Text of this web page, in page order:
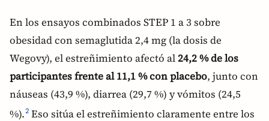
En los ensayos combinados STEP 1 a 3 sobre
obesidad con semaglutida 2,4 mg (la dosis de
Wegovy), el estreñimiento afectó al24,2 % de los
participantes frente al 11,1 % con placebo, junto con
náuseas (43,9 %), diarrea (29,7 %) y vómitos (24,5
%).2 Eso sitúa el estreñimiento claramente entre los